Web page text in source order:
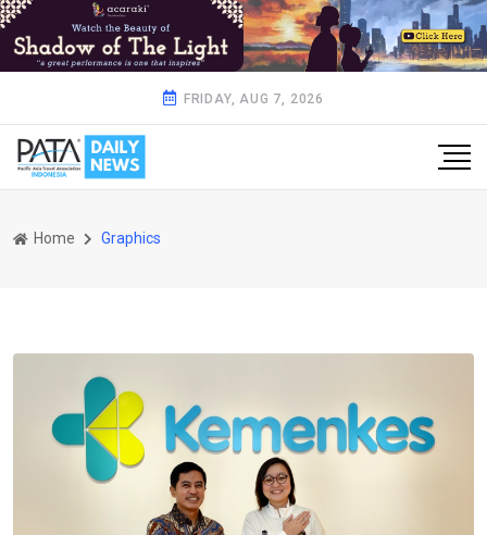
FRIDAY, AUG 7, 2026
Home Graphics